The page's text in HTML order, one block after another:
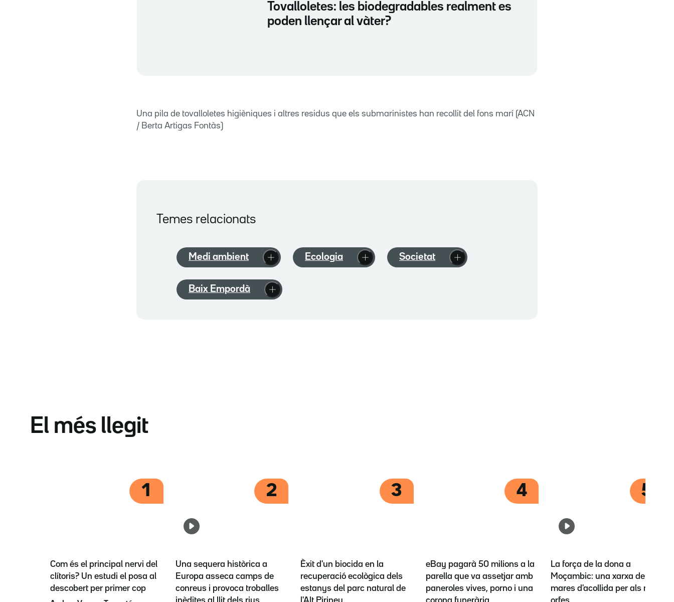
Tovalloletes: les biodegradables realment es
poden llençar al vàter?
Una pila de tovalloletes higièniques i altres residus que els submarinistes han recollit del fons marí (ACN
/ Berta Artigas Fontàs)
Temes relacionats
Medi ambient Ecologia Societat
Baix Empordà
El més llegit
1
Com és el principal nervi del
clítoris? Un estudi el posa al
descobert per primer cop
2
Una sequera històrica a
Europa asseca camps de
conreus i provoca troballes
inèdites al llit dels rius
3
Èxit d'un biocida en la
recuperació ecològica dels
estanys del parc natural de
l'Alt Pirineu
4
eBay pagarà 50 milions a la
parella que va assetjar amb
paneroles vives, porno i una
corona funerària
5
La força de la dona a
Moçambic: una xarxa de
mares d'acollida per als nens
orfes